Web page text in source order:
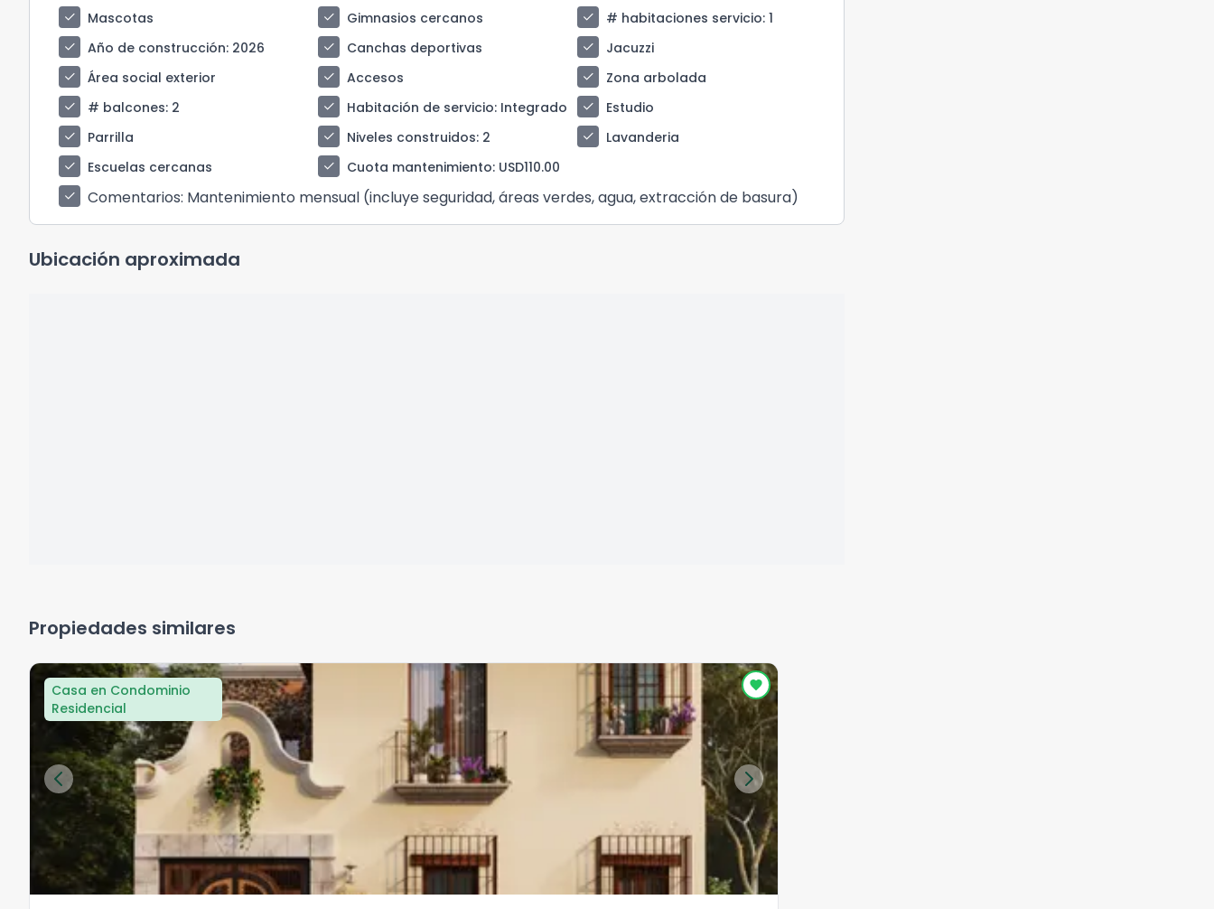
check
Mascotas check Gimnasios cercanos check # habitaciones servicio: 1
check
Año de construcción: 2026 check Canchas deportivas check
Jacuzzi
check
Área social exterior check Accesos check
Zona arbolada
check
# balcones: 2 check Habitación de servicio: Integrado check
Estudio
check
Parrilla check Niveles construidos: 2 check
Lavanderia
check
Escuelas cercanas check Cuota mantenimiento: USD110.00
check
Comentarios: Mantenimiento mensual (incluye seguridad, áreas verdes, agua, extracción de basura)
Ubicación aproximada
Propiedades similares
Casa en Condominio
Residencial